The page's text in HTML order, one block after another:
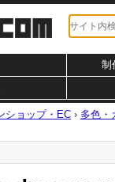
制
ショップ・EC › 多色・